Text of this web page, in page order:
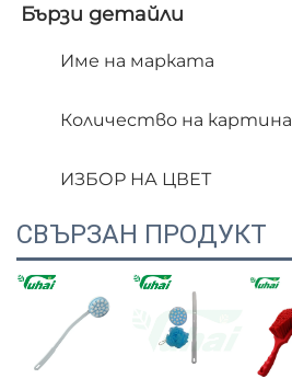
Бързи детайли
Име на марката
Количество на картина
ИЗБОР НА ЦВЕТ
СВЪРЗАН ПРОДУКТ